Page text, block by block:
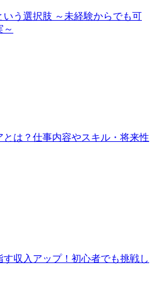
う選択肢 ～未経験からでも可
～
は？仕事内容やスキル・将来性
収入アップ！初心者でも挑戦し